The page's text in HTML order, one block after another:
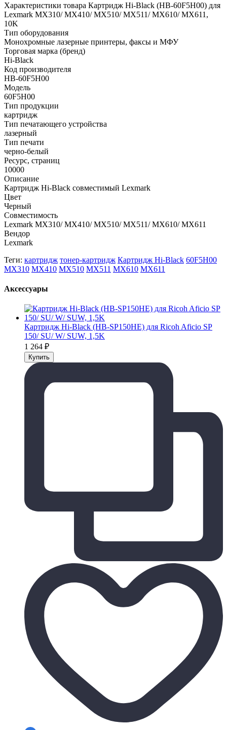
Характеристики товара Картридж Hi-Black (HB-60F5H00) для
Lexmark MX310/ MX410/ MX510/ MX511/ MX610/ MX611,
10K
Тип оборудования
Монохромные лазерные принтеры, факсы и МФУ
Торговая марка (бренд)
Hi-Black
Код производителя
HB-60F5H00
Модель
60F5H00
Тип продукции
картридж
Тип печатающего устройства
лазерный
Тип печати
черно-белый
Ресурс, страниц
10000
Описание
Картридж Hi-Black совместимый Lexmark
Цвет
Черный
Совместимость
Lexmark MX310/ MX410/ MX510/ MX511/ MX610/ MX611
Вендор
Lexmark
Теги: картридж тонер-картридж Картридж Hi-Black 60F5H00
MX310 MX410 MX510 MX511 MX610 MX611
Аксессуары
Картридж Hi-Black (HB-SP150HE) для Ricoh Aficio SP
150/ SU/ W/ SUW, 1,5K
1 264 ₽